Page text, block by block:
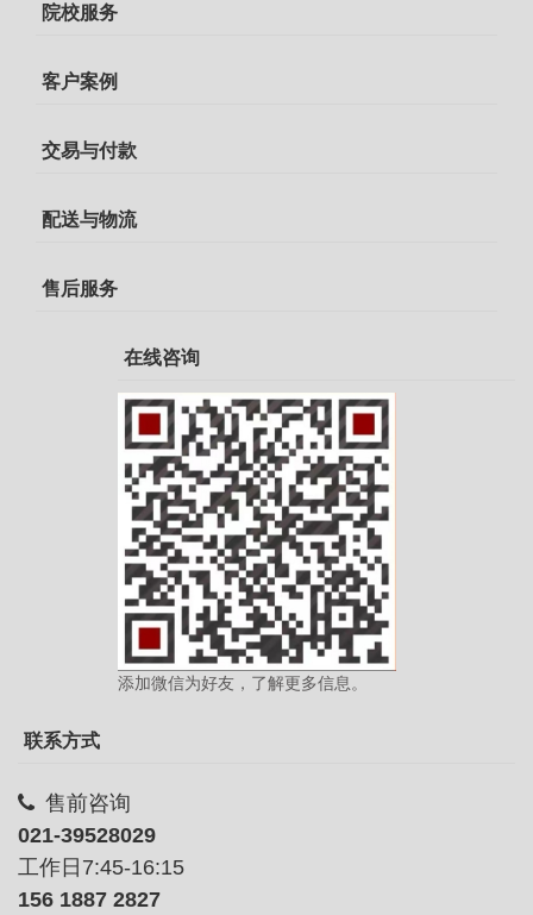
院校服务
客户案例
交易与付款
配送与物流
售后服务
在线咨询
添加微信为好友，了解更多信息。
联系方式
售前咨询
021-39528029
工作日7:45-16:15
156 1887 2827